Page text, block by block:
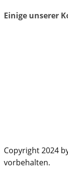
Einige unserer
Copyright 2024
vorbehalten.